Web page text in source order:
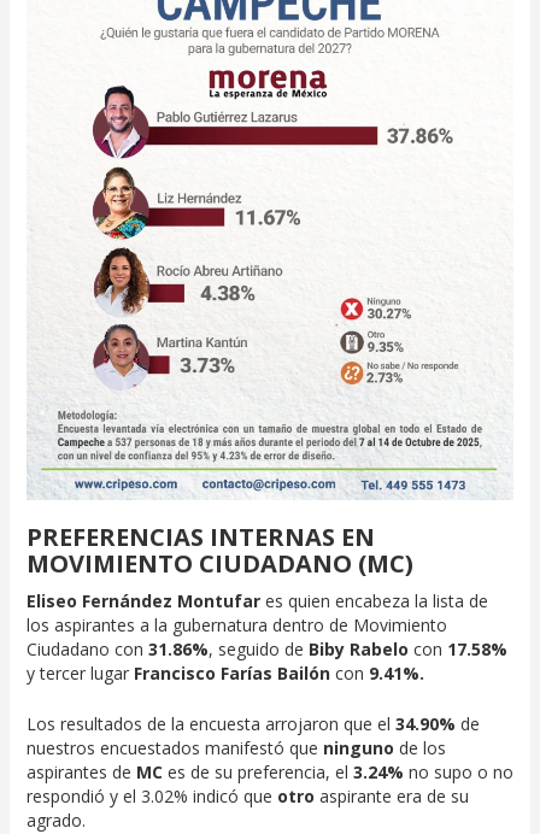
PREFERENCIAS INTERNAS EN
MOVIMIENTO CIUDADANO (MC)
Eliseo Fernández Montufares quien encabeza la lista de
los aspirantes a la gubernatura dentro de Movimiento
Ciudadano con 31.86%, seguido de Biby Rabelo con 17.58%
y tercer lugar Francisco Farías Bailóncon 9.41%.
Los resultados de la encuesta arrojaron que el 34.90% de
nuestros encuestados manifestó que ninguno de los
aspirantes de MC es de su preferencia, el 3.24% no supo o no
respondió y el 3.02% indicó que otro aspirante era de su
agrado.